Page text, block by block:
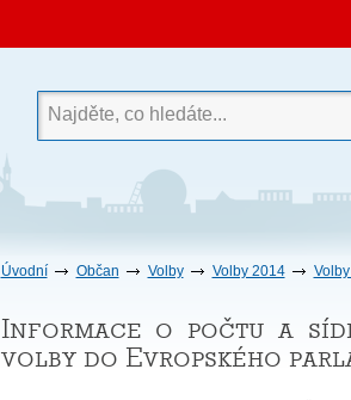
Úvodní Občan Volby Volby 2014
Informace o počtu a
volby do Evropského